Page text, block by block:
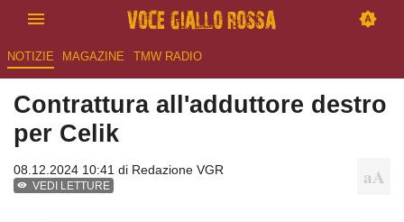
NOTIZIE MAGAZINE TMW RADIO
Contrattura all'adduttore destro
per Celik
08.12.2024 10:41 di Redazione VGR
VEDI LETTURE